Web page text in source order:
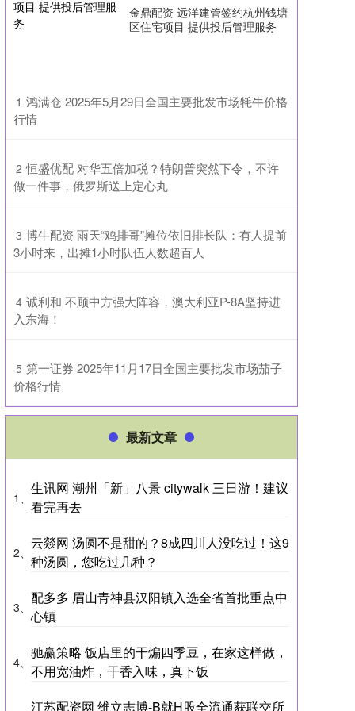
金鼎配资 远洋建管签约杭州钱塘
区住宅项目 提供投后管理服务
1 ​鸿满仓 2025年5月29日全国主要批发市场牦牛价格
行情
2 ​恒盛优配 对华五倍加税？特朗普突然下令，不许
做一件事，俄罗斯送上定心丸
3 ​博牛配资 雨天“鸡排哥”摊位依旧排长队：有人提前
3小时来，出摊1小时队伍人数超百人
4 ​诚利和 不顾中方强大阵容，澳大利亚P-8A坚持进
入东海！
5 ​第一证券 2025年11月17日全国主要批发市场茄子
价格行情
最新文章
1、
生讯网 潮州「新」八景 citywalk 三日游！建议
看完再去
2、
云燚网 汤圆不是甜的？8成四川人没吃过！这9
种汤圆，您吃过几种？
3、
配多多 眉山青神县汉阳镇入选全省首批重点中
心镇
4、
驰赢策略 饭店里的干煸四季豆，在家这样做，
不用宽油炸，干香入味，真下饭
江苏配资网 维立志博-B就H股全流通获联交所